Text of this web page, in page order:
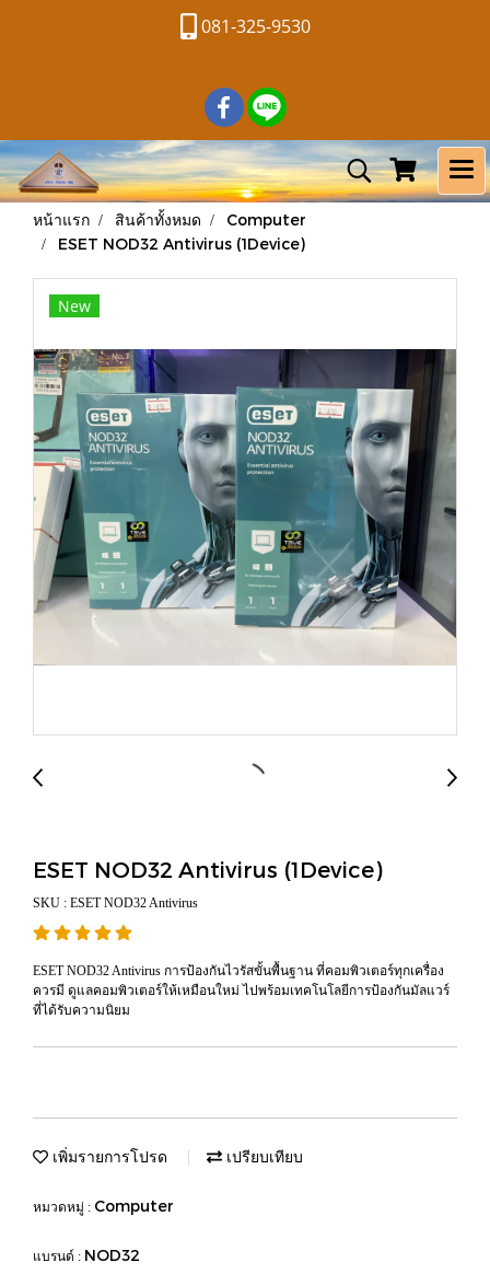
081-325-9530
หน้าแรก สินค้าทั้งหมด
Computer
ESET NOD32 Antivirus (1Device)
New
ESET NOD32 Antivirus (1Device)
SKU : ESET NOD32 Antivirus
ESET NOD32 Antivirus การป้องกันไวรัสขั้นพื้นฐาน ที่คอมพิวเตอร์ทุกเครื่อง
ควรมี ดูแลคอมพิวเตอร์ให้เหมือนใหม่ ไปพร้อมเทคโนโลยีการป้องกันมัลแวร์
ที่ได้รับความนิยม
เพิ่มรายการโปรด เปรียบเทียบ
หมวดหมู่ : Computer
แบรนด์ : NOD32